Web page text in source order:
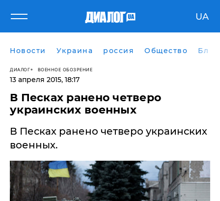
UA
Новости Украина россия Общество
ДИАЛОГ ВОЕННОЕ ОБОЗРЕНИЕ
13 апреля 2015, 18:17
В Песках ранено четверо
украинских военных
В Песках ранено четверо украинских
военных.